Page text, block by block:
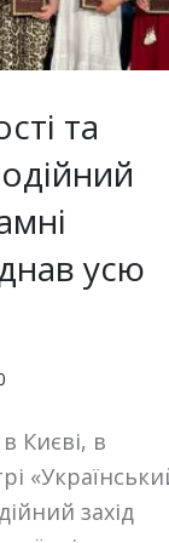
та
усю
Києві, в
захід